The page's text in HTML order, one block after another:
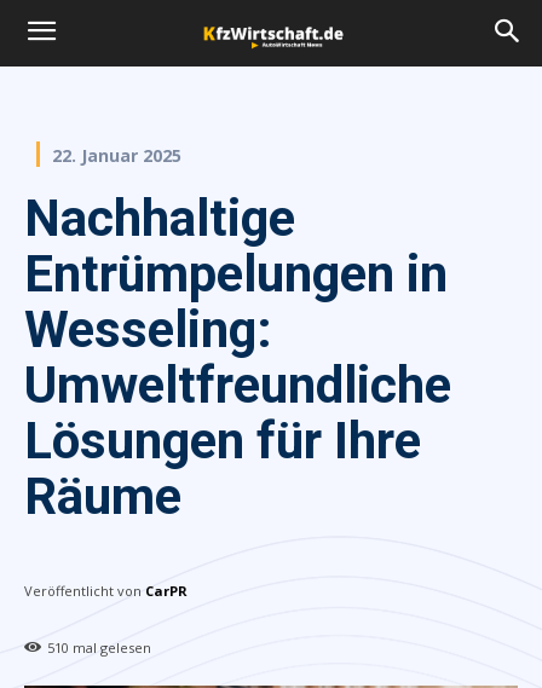
22. Januar 2025
Nachhaltige
Entrümpelungen in
Wesseling:
Umweltfreundliche
Lösungen für Ihre
Räume
Veröffentlicht von CarPR
510 mal gelesen